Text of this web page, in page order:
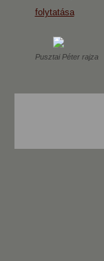
folytatása
Pusztai Péter rajza